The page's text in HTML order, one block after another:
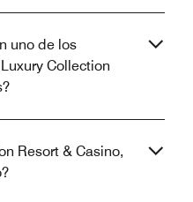
uno de los
Collection
Resort & Casino,